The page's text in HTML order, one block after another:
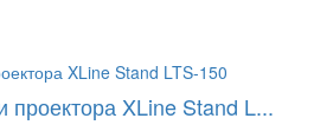
проектора XLine Stand L...